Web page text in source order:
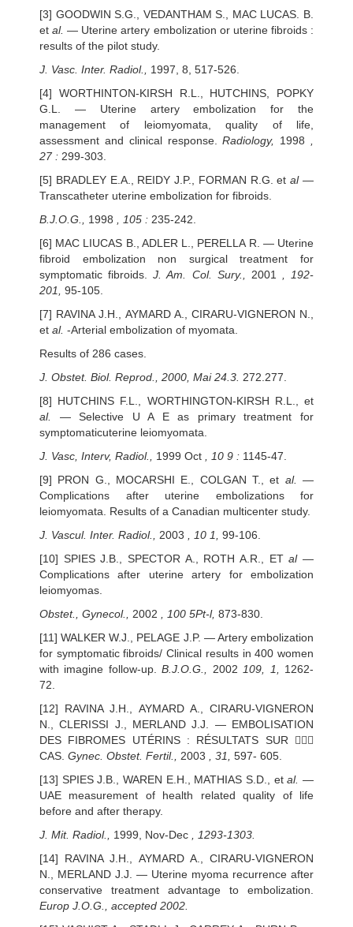
[3] GOODWIN S.G., VEDANTHAM S., MAC LUCAS. B.
etal.— Uterine artery embolization or uterine fibroids :
results of the pilot study.
J. Vasc. Inter. Radiol., 1997, 8, 517-526.
[4] WORTHINTON-KIRSH R.L., HUTCHINS, POPKY
G.L. — Uterine artery embolization for the
management of leiomyomata, quality of life,
assessment and clinical response.Radiology, 1998
27 : 299-303.
[5] BRADLEY E.A., REIDY J.P., FORMAN R.G. etal—
Transcatheter uterine embolization for fibroids.
B.J.O.G.,
1998 , 105 : 235-242.
[6] MAC LIUCAS B., ADLER L., PERELLA R. — Uterine
fibroid embolization non surgical treatment for
symptomatic fibroids.J. Am. Col. Sury., 2001
, 192-
201, 95-105.
[7] RAVINA J.H., AYMARD A., CIRARU-VIGNERON N.,
et al. -Arterial embolization of myomata.
Results of 286 cases.
J. Obstet. Biol. Reprod., 2000, Mai 24.3. 272.277.
[8] HUTCHINS F.L., WORTHINGTON-KIRSH R.L., et
al. — Selective U A E as primary treatment for
symptomaticuterine leiomyomata.
J. Vasc, Interv, Radiol., 1999 Oct , 10 9 : 1145-47.
[9] PRON G., MOCARSHI E., COLGAN T., et al.—
Complications after uterine embolizations for
leiomyomata. Results of a Canadian multicenter study.
J. Vascul. Inter. Radiol., 2003 , 10 1,
99-106.
[10] SPIES J.B., SPECTOR A., ROTH A.R., ETal—
Complications after uterine artery for embolization
leiomyomas.
Obstet., Gynecol., 2002 , 100 5Pt-l, 873-830.
[11] WALKER W.J., PELAGE J.P. — Artery embolization
for symptomatic fibroids/ Clinical results in 400 women
with imagine follow-up.B.J.O.G., 2002 109, 1, 1262-
72.
[12] RAVINA J.H., AYMARD A., CIRARU-VIGNERON
N., CLERISSI J., MERLAND J.J. — EMBOLISATION
DES FIBROMES UTÉRINS : RÉSULTATS SUR 
CAS. Gynec. Obstet. Fertil., 2003 , 31, 597- 605.
[13] SPIES J.B., WAREN E.H., MATHIAS S.D., etal.—
UAE measurement of health related quality of life
before and after therapy.
J. Mit. Radiol., 1999, Nov-Dec , 1293-1303.
[14] RAVINA J.H., AYMARD A., CIRARU-VIGNERON
N., MERLAND J.J. — Uterine myoma recurrence after
conservative treatment advantage to embolization.
Europ J.O.G., accepted 2002.